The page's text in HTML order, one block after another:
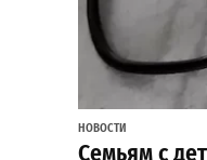
НОВОСТИ
Семьям с